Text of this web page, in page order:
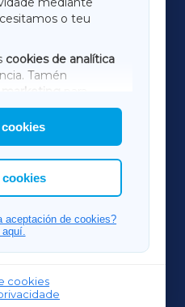
o teu
cookies de analítica
Tamén
a elección das
cookies
aceptación de cookies?
aquí.
cookies